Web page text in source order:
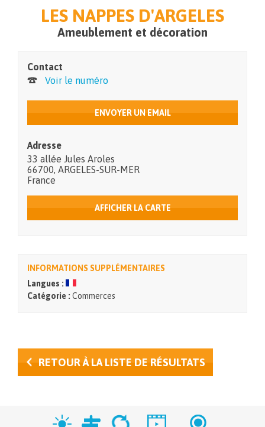
LES NAPPES D'ARGELES
Ameublement et décoration
Contact
Voir le numéro
ENVOYER UN EMAIL
Adresse
33 allée Jules Aroles
66700 ARGELES-SUR-MER
France
AFFICHER LA CARTE
INFORMATIONS SUPPLÉMENTAIRES
Langues :
Catégorie : Commerces
RETOUR À LA LISTE DE RÉSULTATS